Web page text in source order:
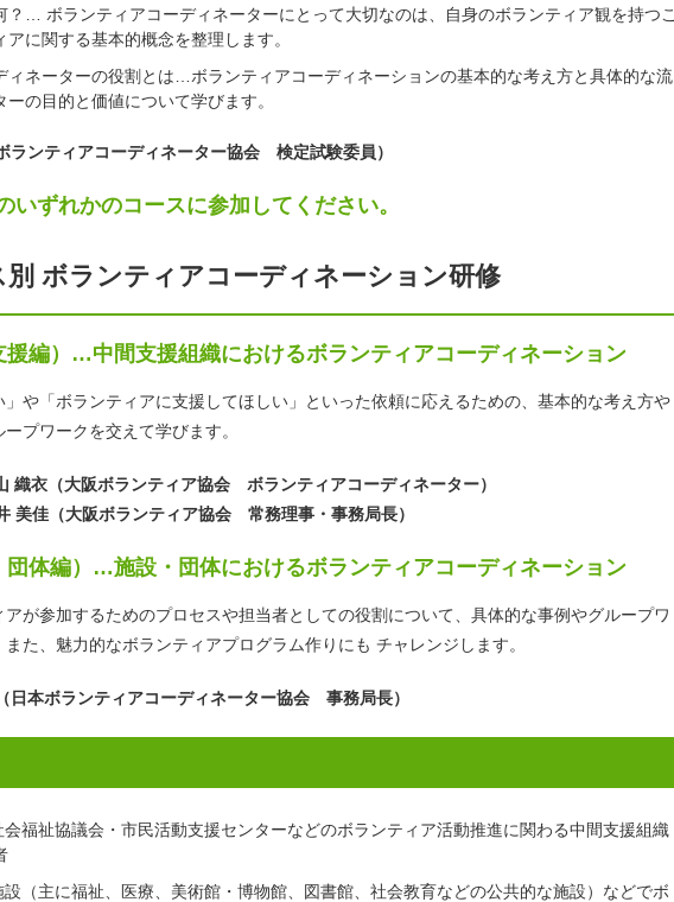
？… ボランティアコーディネーターにとって大切なのは、自身のボランティア観を持つこ
アに関する基本的概念を整理します。
ィネーターの役割とは…ボランティアコーディネーションの基本的な考え方と具体的な流
の目的と価値について学びます。
ランティアコーディネーター協会 検定試験委員）
いずれかのコースに参加してください。
別 ボランティアコーディネーション研修
援編）…中間支援組織におけるボランティアコーディネーション
」や「ボランティアに支援してほしい」といった依頼に応えるための、基本的な考え方や
プワークを交えて学びます。
衣（大阪ボランティア協会 ボランティアコーディネーター）
佳（大阪ボランティア協会 常務理事・事務局長）
団体編）…施設・団体におけるボランティアコーディネーション
が参加するためのプロセスや担当者としての役割について、具体的な事例やグループワ
た、魅力的なボランティアプログラム作りにも チャレンジします。
本ボランティアコーディネーター協会 事務局長）
福祉協議会・市民活動支援センターなどのボランティア活動推進に関わる中間支援組織
（主に福祉、医療、美術館・博物館、図書館、社会教育などの公共的な施設）などでボ